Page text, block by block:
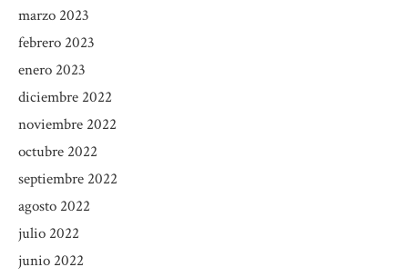
marzo 2023
febrero 2023
enero 2023
diciembre 2022
noviembre 2022
octubre 2022
septiembre 2022
agosto 2022
julio 2022
junio 2022